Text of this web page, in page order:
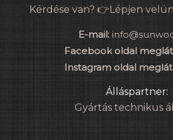
Kérdése van? 👉Lépjen
E-mail:
Facebook oldal
Instagram oldal
Álláspartner:
Gyártás technikus